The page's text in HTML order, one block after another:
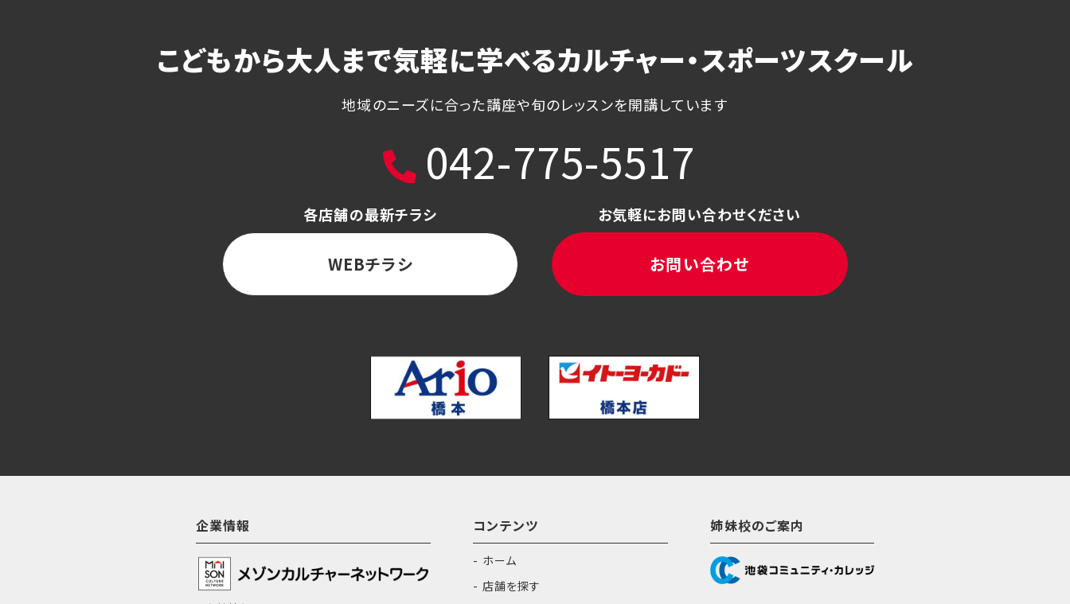
こどもから大人まで気軽に学べるカルチャー・スポーツスクール
地域のニーズに合った講座や旬のレッスンを開講しています
042-775-5517
各店舗の最新チラシ
WEBチラシ
お気軽にお問い合わせください
お問い合わせ
企業情報 コンテンツ
ホーム
店舗を探す
姉妹校のご案内